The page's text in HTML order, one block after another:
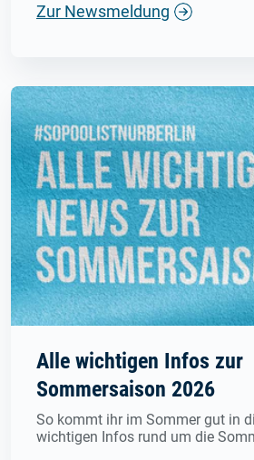
Zur Newsmeldung
Alle wichtigen Infos zur
Sommersaison 2026
So kommt ihr im Sommer gut in
wichtigen Infos rund um die